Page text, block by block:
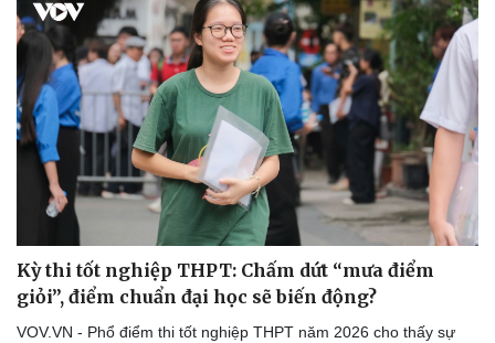
Kỳ thi tốt nghiệp THPT: Chấm dứt “mưa điểm
giỏi”, điểm chuẩn đại học sẽ biến động?
VOV.VN - Phổ điểm thi tốt nghiệp THPT năm 2026 cho thấy sự